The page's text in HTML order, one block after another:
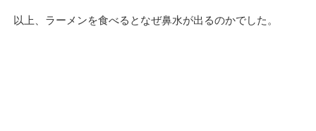
以上、ラーメンを食べるとなぜ鼻水が出るのかでした。